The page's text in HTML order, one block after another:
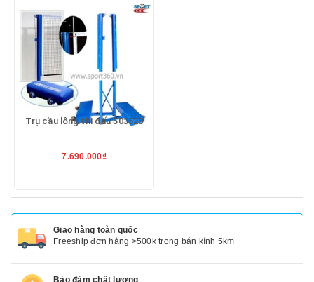
Trụ cầu lông thi đấu 503528
7.690.000₫
Giao hàng toàn quốc
Freeship đơn hàng >500k trong bán kính 5km
Bảo đảm chất lượng